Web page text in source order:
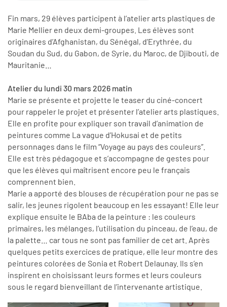
Fin mars, 29 élèves participent à l’atelier arts plastiques de
Marie Mellier en deux demi-groupes. Les élèves sont
originaires d’Afghanistan, du Sénégal, d’Erythrée, du
Soudan du Sud, du Gabon, de Syrie, du Maroc, de Djibouti, de
Mauritanie…
Atelier du lundi 30 mars 2026 matin
Marie se présente et projette le teaser du ciné-concert
pour rappeler le projet et présenter l’atelier arts plastiques.
Elle en profite pour expliquer son travail d’animation de
peintures comme La vague d’Hokusai et de petits
personnages dans le film “Voyage au pays des couleurs”.
Elle est très pédagogue et s’accompagne de gestes pour
que les élèves qui maîtrisent encore peu le français
comprennent bien.
Marie a apporté des blouses de récupération pour ne pas se
salir, les jeunes rigolent beaucoup en les essayant! Elle leur
explique ensuite le BAba de la peinture : les couleurs
primaires, les mélanges, l’utilisation du pinceau, de l’eau, de
la palette… car tous ne sont pas familier de cet art. Après
quelques petits exercices de pratique, elle leur montre des
peintures colorées de Sonia et Robert Delaunay. Ils s’en
inspirent en choisissant leurs formes et leurs couleurs
sous le regard bienveillant de l’intervenante artistique.